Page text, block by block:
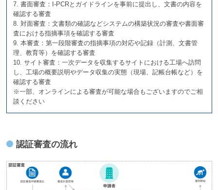
7. 書面審査：I-PCRとガイドラインを事前に提出し、文書の内容を
確認する審査
8. 対面審査：文書類の確認などシステムの構築状況の審査や書面審
査における指摘事項を確認する審査
9. 本審査：第一段階審査の指摘事項の対応や記録（計測、文書管
理、教育等）を確認する審査
10. サイト審査：一次データを収集するサイトにおける工場へ訪問
し、工場の概要説明やデータ収集の実態（現場、記帳台帳など）を
確認する審査
※一部、オンラインによる審査が可能な場合もございますのでご相
談ください
認証審査の流れ